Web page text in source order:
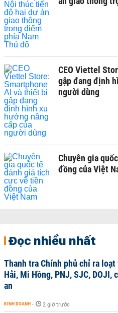
CEO Viettel
gập đang định
người dùng
Chuyên gia
đồng của Việt
Đọc nhiều nhất
Thanh tra Chính phủ chỉ ra
Hải, Mi Hồng, PNJ, SJC, DOJI,
an
KINH DOANH - 2 giờ trước